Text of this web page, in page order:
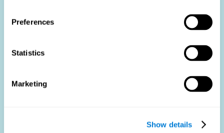
Preferences
Statistics
Marketing
Show details
Quem se beneficia?
de uma estratégia de recrutamento abrangente, com o
objetivo de agilizar o processo de contratação,
decisões de contratação. Estas avaliações são benéficas
não só para identificar os candidatos mais adequados,
específicos do trabalho e não nas impressões subjetivas.